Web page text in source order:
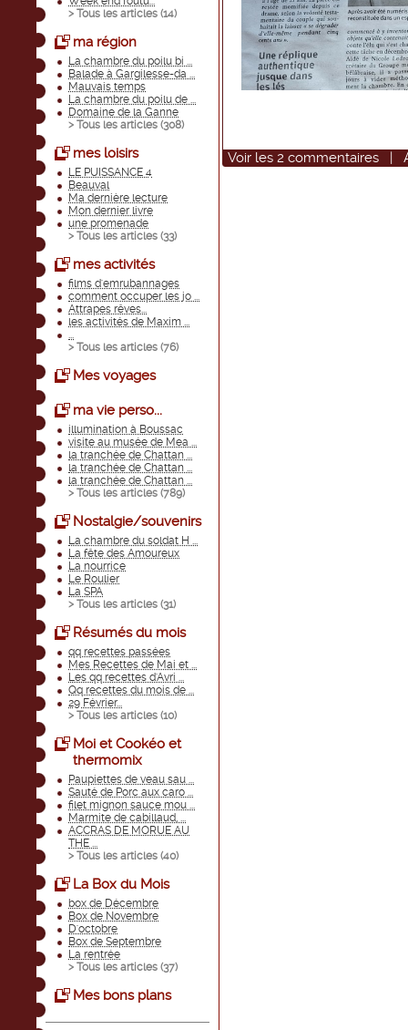
> Tous les articles (14)
ma région
La chambre du poilu bi ...
Balade à Gargilesse-da ...
Mauvais temps
La chambre du poilu de ...
Domaine de la Ganne
> Tous les articles (308)
mes loisirs
LE PUISSANCE 4
Beauval
Ma dernière lecture
Mon dernier livre
une promenade
> Tous les articles (33)
mes activités
films d'emrubannages
comment occuper les jo ...
Attrapes rêves...
les activités de Maxim ...
...
> Tous les articles (76)
Mes voyages
ma vie perso...
illumination à Boussac
visite au musée de Mea ...
la tranchée de Chattan ...
la tranchée de Chattan ...
la tranchée de Chattan ...
> Tous les articles (789)
Nostalgie/souvenirs
La chambre du soldat H ...
La fête des Amoureux
La nourrice
Le Roulier
La SPA
> Tous les articles (31)
Résumés du mois
qq recettes passées
Mes Recettes de Mai et ...
Les qq recettes d'Avri ...
Qq recettes du mois de ...
29 Février...
> Tous les articles (10)
Moi et Cookéo et
thermomix
Paupiettes de veau sau ...
Sauté de Porc aux caro ...
filet mignon sauce mou ...
Marmite de cabillaud, ...
ACCRAS DE MORUE AU
THE ...
> Tous les articles (40)
La Box du Mois
box de Décembre
Box de Novembre
D'octobre
Box de Septembre
La rentrée
> Tous les articles (37)
Mes bons plans
Voir les 2 commentaires |